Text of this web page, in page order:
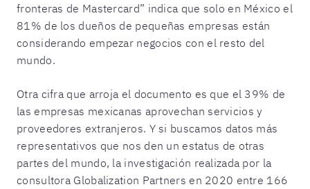
fronteras de Mastercard” indica que solo en México el
81% de los dueños de pequeñas empresas están
considerando empezar negocios con el resto del
mundo.
Otra cifra que arroja el documento es que el 39% de
las empresas mexicanas aprovechan servicios y
proveedores extranjeros. Y si buscamos datos más
representativos que nos den un estatus de otras
partes del mundo, la investigación realizada por la
consultora Globalization Partners en 2020 entre 166